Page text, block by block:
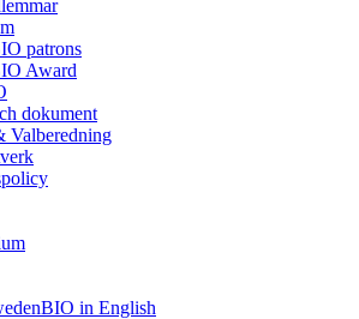
patrons
Award
dokument
Valberedning
in English